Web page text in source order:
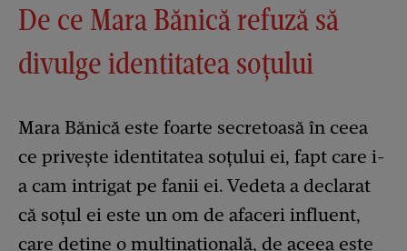
De ce Mara Bănică refuză să
divulge identitatea soțului
Mara Bănică este foarte secretoasă în ceea
ce privește identitatea soțului ei, fapt care i-
a cam intrigat pe fanii ei. Vedeta a declarat
că soțul ei este un om de afaceri influent,
care deține o multinațională, de aceea este